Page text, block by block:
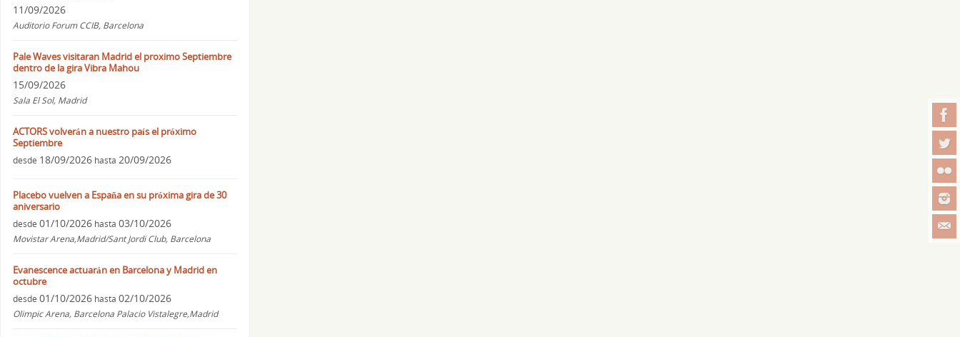
11/09/2026
Auditorio Forum CCIB, Barcelona
Pale Waves visitaran Madrid el proximo Septiembre
dentro de la gira Vibra Mahou
15/09/2026
Sala El Sol, Madrid
ACTORS volverán a nuestro país el próximo
Septiembre
desde 18/09/2026 hasta 20/09/2026
Placebo vuelven a España en su próxima gira de 30
aniversario
desde 01/10/2026 hasta 03/10/2026
Movistar Arena,Madrid/Sant Jordi Club, Barcelona
Evanescence actuarán en Barcelona y Madrid en
octubre
desde 01/10/2026 hasta 02/10/2026
Olimpic Arena, Barcelona Palacio Vistalegre,Madrid